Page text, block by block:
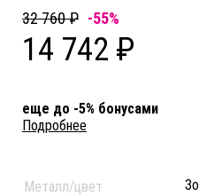
32 760 ₽ -55%
14 742 ₽
еще до -5% бонусами
Подробнее
Металл/цвет